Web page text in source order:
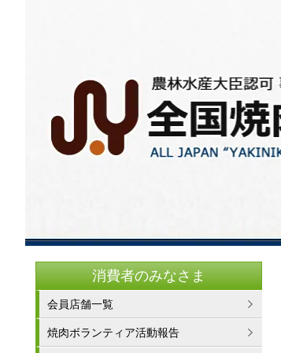
消費者のみなさま
会員店舗一覧
焼肉ボランティア活動報告